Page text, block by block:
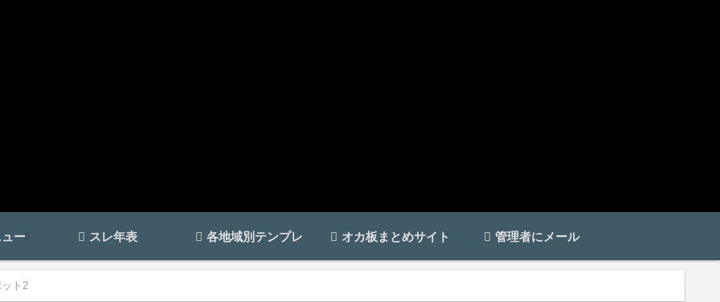
ー スレ年表 各地域別テンプレ オカ板まとめサイト 管理者にメール
ト2